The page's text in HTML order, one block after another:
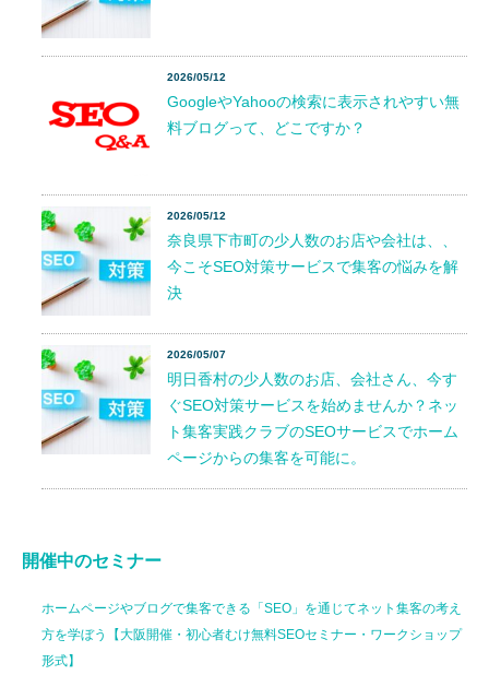
2026/05/12
GoogleやYahooの検索に表示されやすい無
料ブログって、どこですか？
2026/05/12
奈良県下市町の少人数のお店や会社は、、
今こそSEO対策サービスで集客の悩みを解
決
2026/05/07
明日香村の少人数のお店、会社さん、今す
ぐSEO対策サービスを始めませんか？ネッ
ト集客実践クラブのSEOサービスでホーム
ページからの集客を可能に。
開催中のセミナー
ホームページやブログで集客できる「SEO」を通じてネット集客の考え
方を学ぼう【大阪開催・初心者むけ無料SEOセミナー・ワークショップ
形式】